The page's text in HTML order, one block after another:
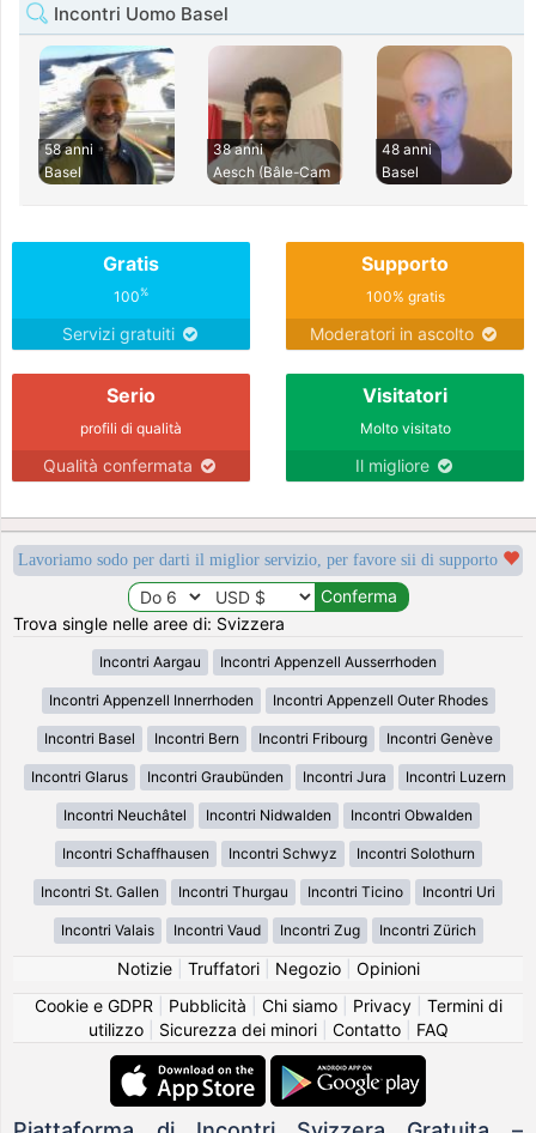
Incontri Uomo Basel
58 anni
Basel
38 anni
Aesch (Bâle-Cam
48 anni
Basel
Gratis
100%
Servizi gratuiti
Supporto
100% gratis
Moderatori in ascolto
Serio
profili di qualità
Qualità confermata
Visitatori
Molto visitato
Il migliore
Lavoriamo sodo per darti il miglior servizio, per favore sii di supporto
Trova single nelle aree di: Svizzera
Incontri Aargau Incontri Appenzell Ausserrhoden
Incontri Appenzell Innerrhoden Incontri Appenzell Outer Rhodes
Incontri Basel Incontri Bern Incontri Fribourg Incontri Genève
Incontri Glarus Incontri Graubünden Incontri Jura Incontri Luzern
Incontri Neuchâtel Incontri Nidwalden Incontri Obwalden
Incontri Schaffhausen Incontri Schwyz Incontri Solothurn
Incontri St. Gallen Incontri Thurgau Incontri Ticino Incontri Uri
Incontri Valais Incontri Vaud Incontri Zug Incontri Zürich
Notizie| Truffatori| Negozio| Opinioni
Cookie e GDPR
Pubblicità Chi siamo| Privacy| Termini di
utilizzo| Sicurezza dei minori| Contatto| FAQ